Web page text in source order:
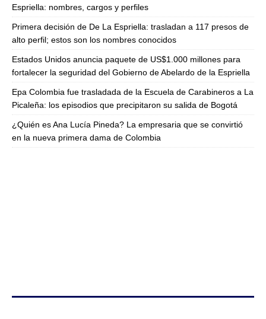
Espriella: nombres, cargos y perfiles
Primera decisión de De La Espriella: trasladan a 117 presos de
alto perfil; estos son los nombres conocidos
Estados Unidos anuncia paquete de US$1.000 millones para
fortalecer la seguridad del Gobierno de Abelardo de la Espriella
Epa Colombia fue trasladada de la Escuela de Carabineros a La
Picaleña: los episodios que precipitaron su salida de Bogotá
¿Quién es Ana Lucía Pineda? La empresaria que se convirtió
en la nueva primera dama de Colombia